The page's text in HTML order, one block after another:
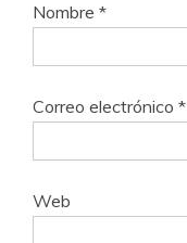
Nombre *
Correo electrónico *
Web